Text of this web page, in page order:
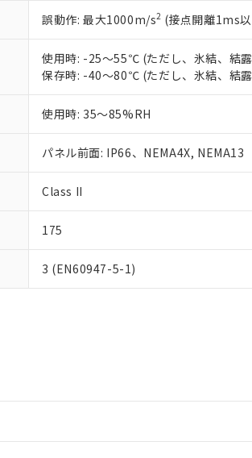
誤動作: 最大1000m/s2 (接点開離1ms
使用時: -25～55℃ (ただし、氷結、結
保存時: -40～80℃ (ただし、氷結、結
使用時: 35～85%RH
パネル前面: IP66、NEMA4X, NEMA13
Class II
175
3 (EN60947-5-1)